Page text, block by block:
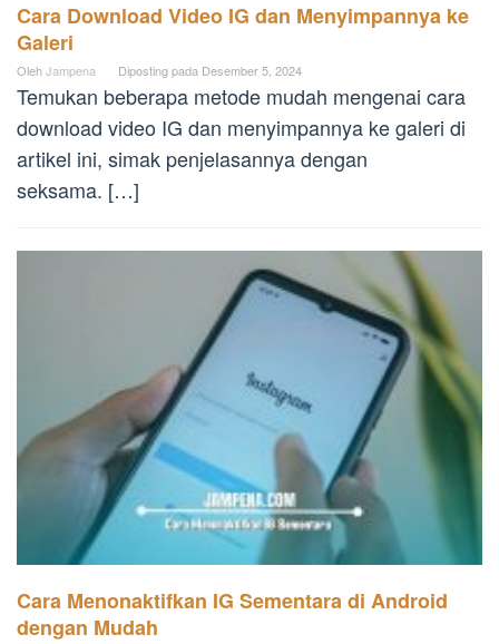
Cara Download Video IG dan Menyimpannya ke
Galeri
OlehJampena Diposting pada Desember 5, 2024
Temukan beberapa metode mudah mengenai cara
download video IG dan menyimpannya ke galeri di
artikel ini, simak penjelasannya dengan
seksama. […]
Cara Menonaktifkan IG Sementara di Android
dengan Mudah